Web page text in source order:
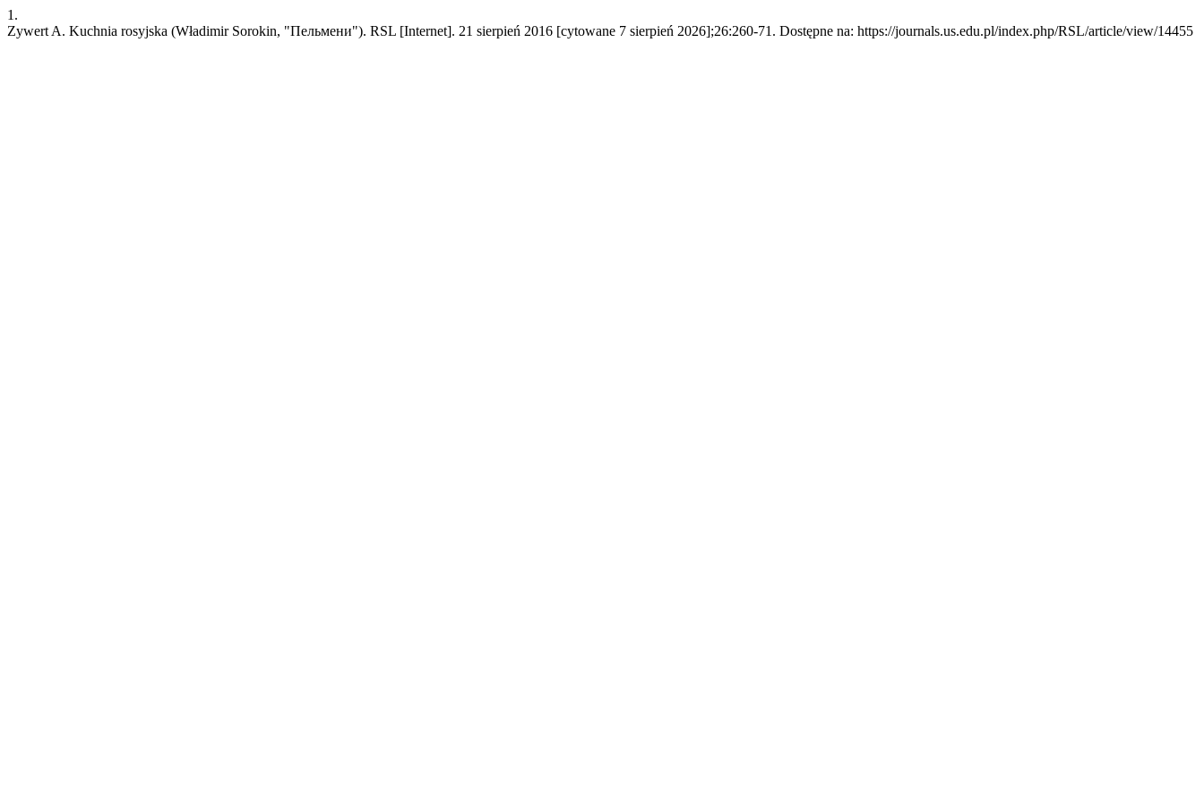
1.
Zywert A. Kuchnia rosyjska (Władimir Sorokin, "Пельмени"). RSL [Internet]. 21 sierpień 2016 [cytowane 7 sierpień 2026];26:260-71. Dostępne na: https://journals.us.edu.pl/index.php/RSL/article/view/14455